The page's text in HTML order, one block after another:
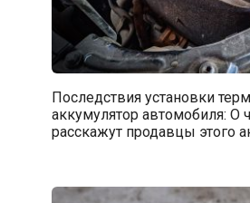
Последствия установки
аккумулятор автомобиля: О
расскажут продавцы этого